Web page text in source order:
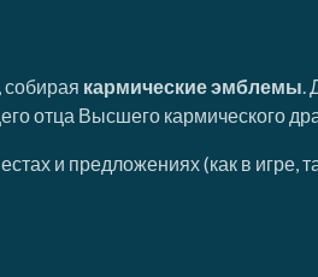
собирая кармические эмблемы.
отца Высшего кармического
и предложениях (как в